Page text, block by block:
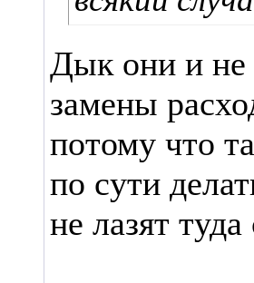
Дык они и не
замены
потому что
по сути
не лазят